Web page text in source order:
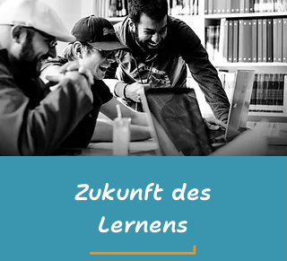
Zukunft des
Lernens